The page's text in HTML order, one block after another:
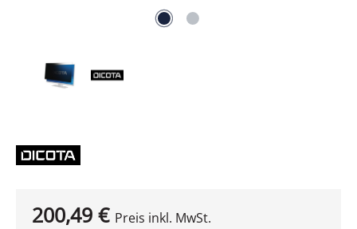
200,49 € Preis inkl. MwSt.